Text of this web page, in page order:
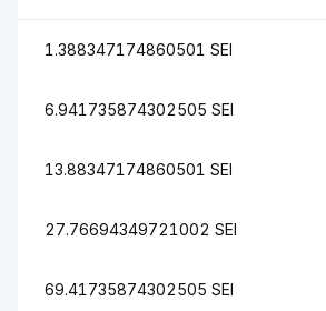
1.388347174860501 SEI
6.941735874302505 SEI
13.88347174860501 SEI
27.76694349721002 SEI
69.41735874302505 SEI